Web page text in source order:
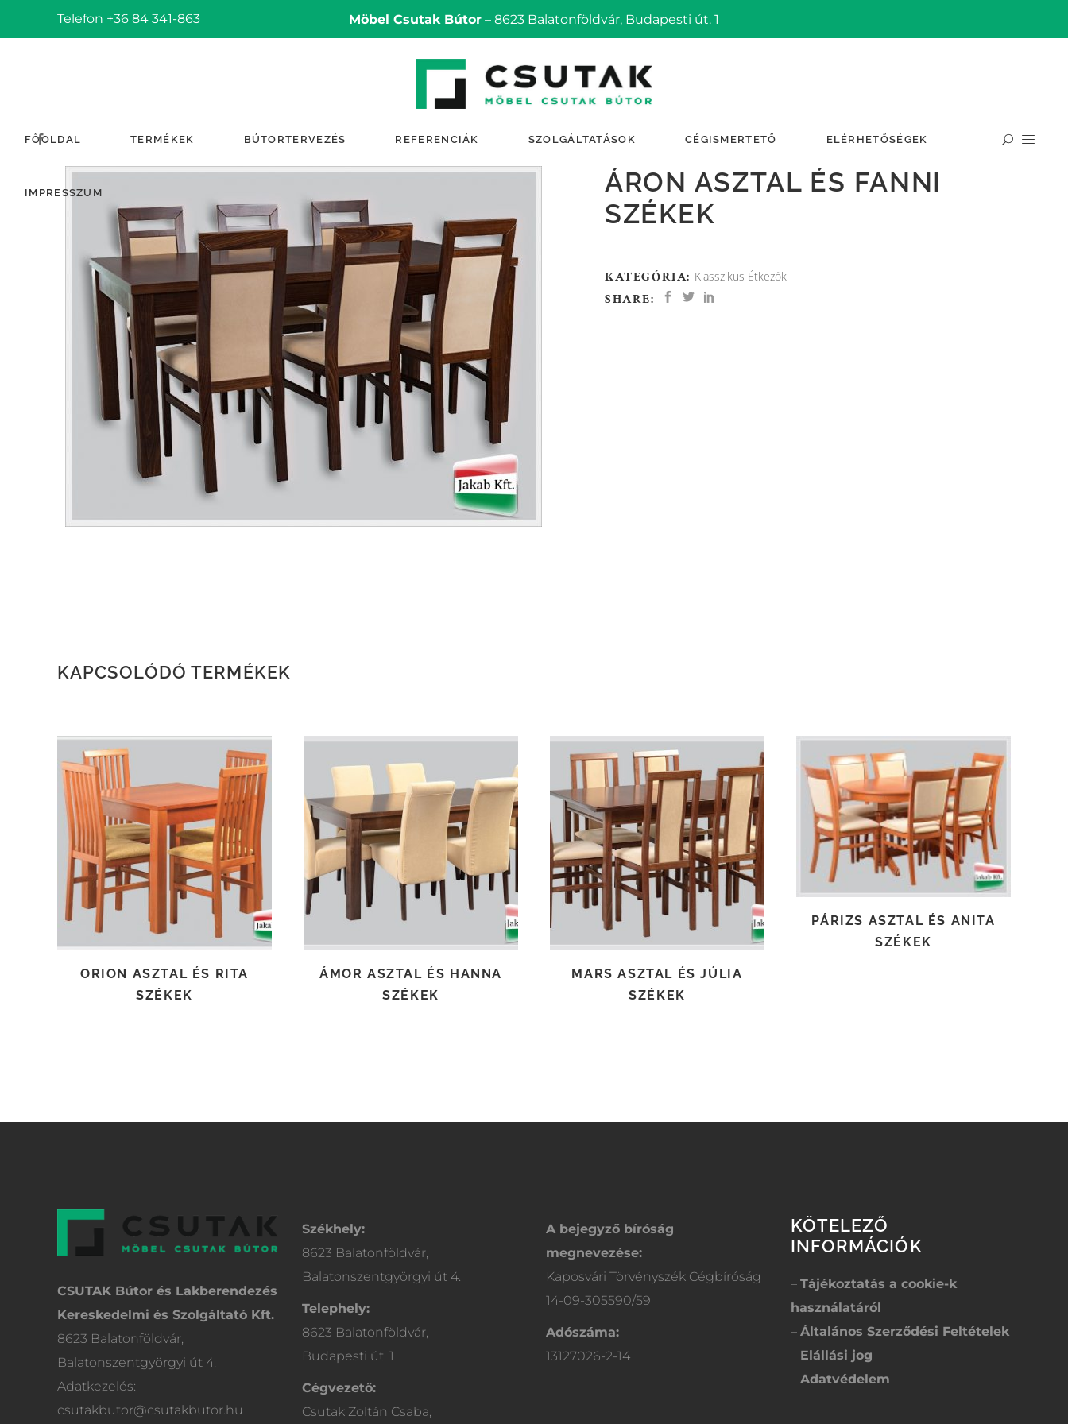
Telefon +36 84 341-863 Möbel Csutak Bútor – 8623 Balatonföldvár, Budapesti út. 1
FŐOLDAL TERMÉKEK BÚTORTERVEZÉS REFERENCIÁK SZOLGÁLTATÁSOK CÉGISMERTETŐ ELÉRHETŐSÉGEK
IMPRESSZUM
ÁRON ASZTAL ÉS FANNI
SZÉKEK
KATEGÓRIA: Klasszikus Étkezők
SHARE:
KAPCSOLÓDÓ TERMÉKEK
TOVÁBB OLVASOM
ORION ASZTAL ÉS RITA
SZÉKEK
TOVÁBB OLVASOM
ÁMOR ASZTAL ÉS HANNA
SZÉKEK
TOVÁBB OLVASOM
MARS ASZTAL ÉS JÚLIA
SZÉKEK
TOVÁBB OLVASOM
PÁRIZS ASZTAL ÉS ANITA
SZÉKEK
CSUTAK Bútor és Lakberendezés
Kereskedelmi és Szolgáltató Kft.
8623 Balatonföldvár,
Balatonszentgyörgyi út 4.
Adatkezelés:
csutakbutor@csutakbutor.hu
Székhely:
8623 Balatonföldvár,
Balatonszentgyörgyi út 4.
Telephely:
8623 Balatonföldvár,
Budapesti út. 1
Cégvezető:
Csutak Zoltán Csaba,
A bejegyző bíróság
megnevezése:
Kaposvári Törvényszék Cégbíróság
14-09-305590/59
Adószáma:
13127026-2-14
KÖTELEZŐ
INFORMÁCIÓK
– Tájékoztatás a cookie-k
használatáról
– Általános Szerződési Feltételek
– Elállási jog
– Adatvédelem